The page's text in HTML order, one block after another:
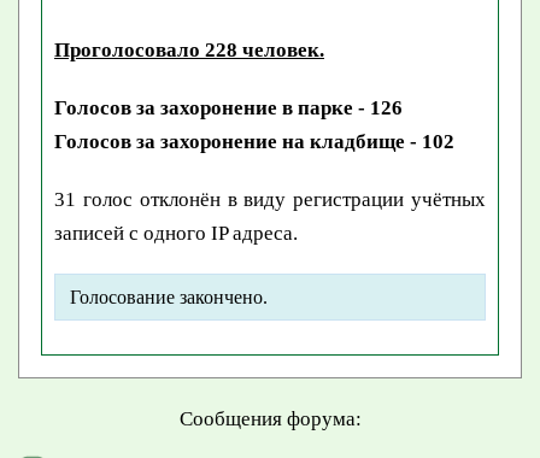
Проголосовало 228 человек.
Голосов за захоронение в парке - 126
Голосов за захоронение на кладбище - 102
31 голос отклонён в виду регистрации учётных
записей с одного IP адреса.
Голосование закончено.
Сообщения форума: